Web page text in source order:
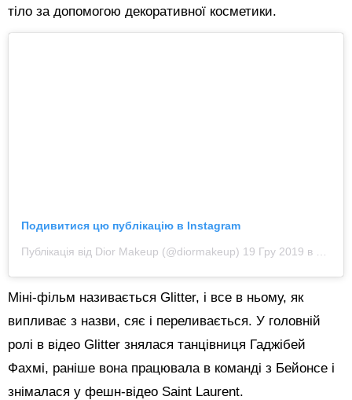
тіло за допомогою декоративної косметики.
Подивитися цю публікацію в Instagram
Публікація від Dior Makeup (@diormakeup) 19 Гру 2019 в 7:34 PST
Міні-фільм називається Glitter, і все в ньому, як
випливає з назви, сяє і переливається. У головній
ролі в відео Glitter знялася танцівниця Гаджібей
Фахмі, раніше вона працювала в команді з Бейонсе і
знімалася у фешн-відео Saint Laurent.